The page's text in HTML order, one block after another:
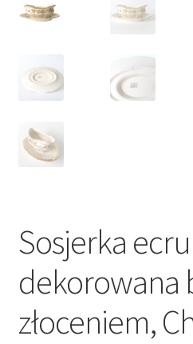
Sosjerka ecru
dekorowana
złoceniem,